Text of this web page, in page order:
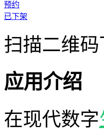
预约
已下架
扫描二维码
应用介绍
在现代数字